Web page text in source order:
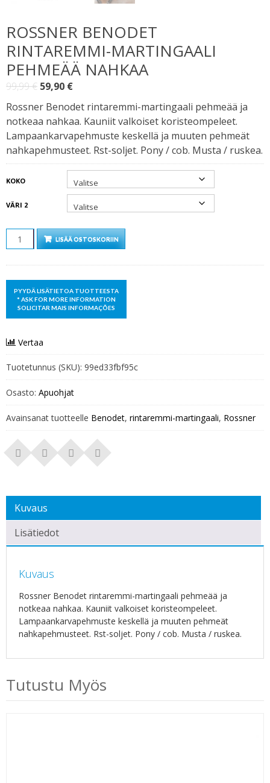
ROSSNER BENODET
RINTAREMMI-MARTINGAALI
PEHMEÄÄ NAHKAA
99,99€ Alkuperäinen
hinta
oli:
99,99 €.
59,90 €Nykyinen
hinta
on:
59,90 €.
Rossner Benodet rintaremmi-martingaali pehmeää ja
notkeaa nahkaa. Kauniit valkoiset koristeompeleet.
Lampaankarvapehmuste keskellä ja muuten pehmeät
nahkapehmusteet. Rst-soljet. Pony / cob. Musta / ruskea.
KOKO
VÄRI 2
LISÄÄ OSTOSKORIIN
Vertaa
Tuotetunnus (SKU): 99ed33fbf95c
Osasto: Apuohjat
Avainsanat tuotteelle Benodet, rintaremmi-martingaali, Rossner
Kuvaus
Lisätiedot
Kuvaus
Rossner Benodet rintaremmi-martingaali pehmeää ja
notkeaa nahkaa. Kauniit valkoiset koristeompeleet.
Lampaankarvapehmuste keskellä ja muuten pehmeät
nahkapehmusteet. Rst-soljet. Pony / cob. Musta / ruskea.
Tutustu Myös